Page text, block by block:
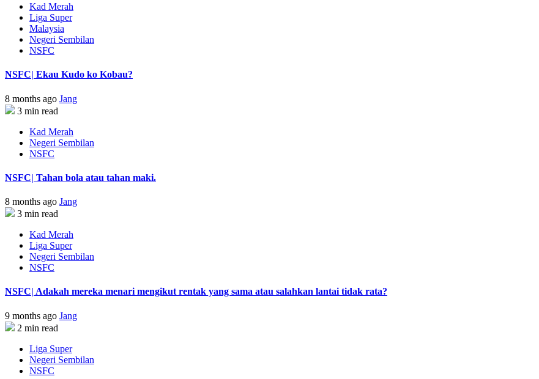
Kad Merah
Liga Super
Malaysia
Negeri Sembilan
NSFC
NSFC| Ekau Kudo ko Kobau?
8 months ago Jang
3 min read
Kad Merah
Negeri Sembilan
NSFC
NSFC| Tahan bola atau tahan maki.
8 months ago Jang
3 min read
Kad Merah
Liga Super
Negeri Sembilan
NSFC
NSFC| Adakah mereka menari mengikut rentak yang sama atau salahkan lantai tidak rata?
9 months ago Jang
2 min read
Liga Super
Negeri Sembilan
NSFC